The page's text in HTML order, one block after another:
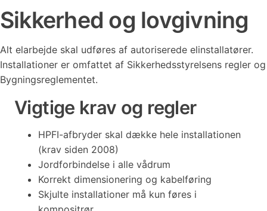
Sikkerhed og lovgivning
Alt elarbejde skal udføres af autoriserede elinstallatører.
Installationer er omfattet af Sikkerhedsstyrelsens regler og
Bygningsreglementet.
Vigtige krav og regler
HPFI-afbryder skal dække hele installationen
(krav siden 2008)
Jordforbindelse i alle vådrum
Korrekt dimensionering og kabelføring
Skjulte installationer må kun føres i